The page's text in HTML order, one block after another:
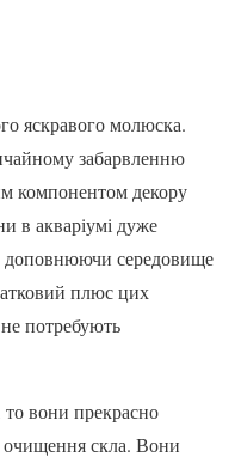
яскравого молюска.
забарвленню
компонентом декору
в акваріумі дуже
доповнюючи середовище
плюс цих
потребують
вони прекрасно
очищення скла. Вони